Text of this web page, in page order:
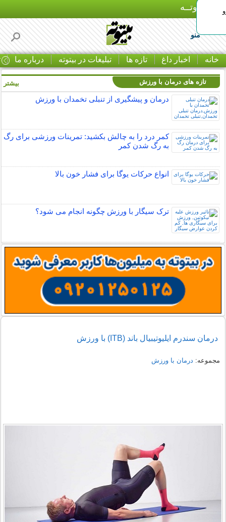
بـیتوتــه
منو
خانه اخبار داغ تازه ها تبلیغات در بیتوته درباره ما
تازه های درمان با ورزش
درمان و پیشگیری از تنبلی تخمدان با ورزش
کمر درد را به چالش بکشید: تمرینات ورزشی برای رگ
به رگ شدن کمر
انواع حرکات یوگا برای فشار خون بالا
ترک سیگار با ورزش چگونه انجام می شود؟
بیشتر
درمان سندرم ایلیوتیبیال باند (ITB) با ورزش
مجموعه: درمان با ورزش